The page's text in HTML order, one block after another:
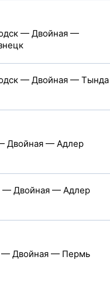
— Двойная —
— Двойная — Тында
Двойная — Адлер
— Двойная — Адлер
— Двойная — Пермь